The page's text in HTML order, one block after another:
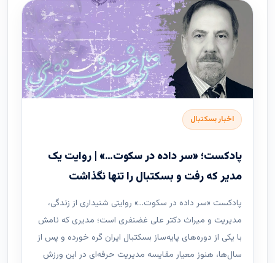
اخبار بسکتبال
پادکست؛ «سر داده در سکوت…» | روایت یک
مدیر که رفت و بسکتبال را تنها نگذاشت
پادکست «سر داده در سکوت…» روایتی شنیداری از زندگی،
مدیریت و میراث دکتر علی غضنفری است؛ مدیری که نامش
با یکی از دوره‌های پایه‌ساز بسکتبال ایران گره خورده و پس از
سال‌ها، هنوز معیار مقایسه مدیریت حرفه‌ای در این ورزش